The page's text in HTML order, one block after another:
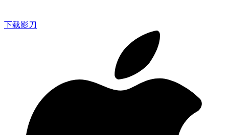
下载影刀